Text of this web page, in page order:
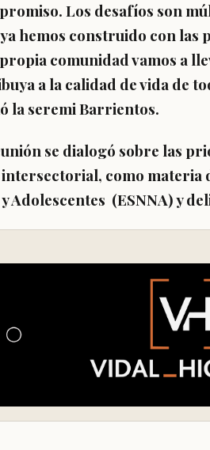
Los desafíos son
hemos construido con las
comunidad vamos a
a la calidad de vida de
la seremi Barrientos.
se dialogó sobre las
como materia
Adolescentes (ESNNA) y